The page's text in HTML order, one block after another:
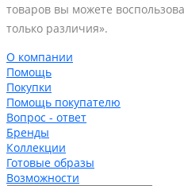
товаров вы можете
только различия».
О компании
Помощь
Покупки
Помощь покупателю
Вопрос - ответ
Бренды
Коллекции
Готовые образы
Возможности